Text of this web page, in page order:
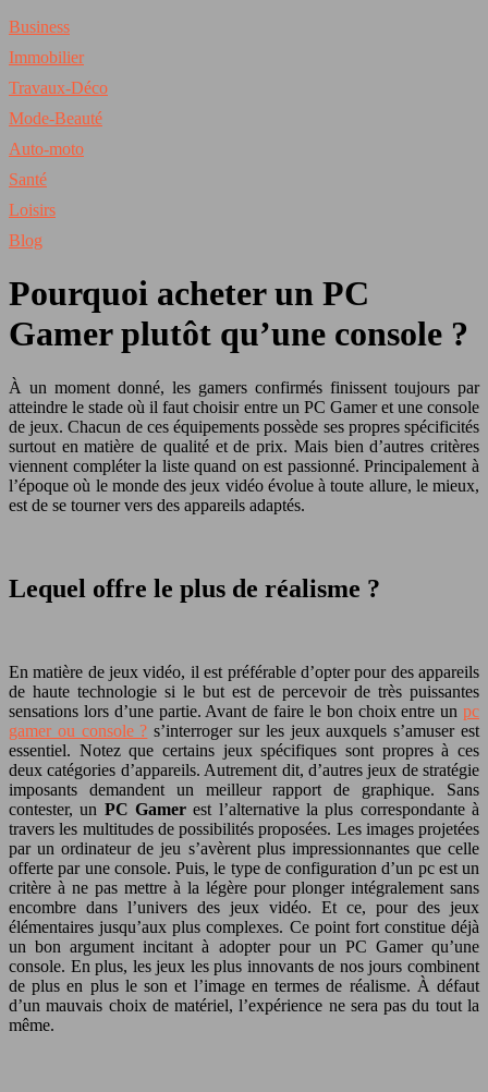
Business
Immobilier
Travaux-Déco
Mode-Beauté
Auto-moto
Santé
Loisirs
Blog
Pourquoi acheter un PC
Gamer plutôt qu’une console ?
À un moment donné, les gamers confirmés finissent toujours par
atteindre le stade où il faut choisir entre un PC Gamer et une console
de jeux. Chacun de ces équipements possède ses propres spécificités
surtout en matière de qualité et de prix. Mais bien d’autres critères
viennent compléter la liste quand on est passionné. Principalement à
l’époque où le monde des jeux vidéo évolue à toute allure, le mieux,
est de se tourner vers des appareils adaptés.
Lequel offre le plus de réalisme ?
En matière de jeux vidéo, il est préférable d’opter pour des appareils
de haute technologie si le but est de percevoir de très puissantes
sensations lors d’une partie. Avant de faire le bon choix entre un pc
gamer ou console ? s’interroger sur les jeux auxquels s’amuser est
essentiel. Notez que certains jeux spécifiques sont propres à ces
deux catégories d’appareils. Autrement dit, d’autres jeux de stratégie
imposants demandent un meilleur rapport de graphique. Sans
contester, un PC Gamer est l’alternative la plus correspondante à
travers les multitudes de possibilités proposées. Les images projetées
par un ordinateur de jeu s’avèrent plus impressionnantes que celle
offerte par une console. Puis, le type de configuration d’un pc est un
critère à ne pas mettre à la légère pour plonger intégralement sans
encombre dans l’univers des jeux vidéo. Et ce, pour des jeux
élémentaires jusqu’aux plus complexes. Ce point fort constitue déjà
un bon argument incitant à adopter pour un PC Gamer qu’une
console. En plus, les jeux les plus innovants de nos jours combinent
de plus en plus le son et l’image en termes de réalisme. À défaut
d’un mauvais choix de matériel, l’expérience ne sera pas du tout la
même.